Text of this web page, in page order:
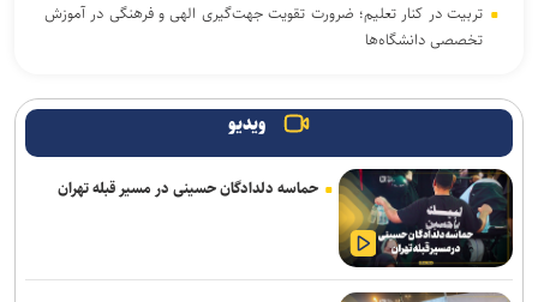
تربیت در کنار تعلیم؛ ضرورت تقویت جهت‌گیری الهی و فرهنگی در آموزش
تخصصی دانشگاه‌ها
جذب طرح‌های تحقیقاتی آغاز شد
بیانیه بسیج اساتید جهاددانشگاهی به مناسبت سالروز تأسیس
جهاددانشگاهی
ویدیو
حماسه دلدادگان حسینی در مسیر قبله تهران